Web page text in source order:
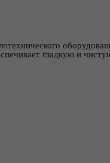
гладкую и